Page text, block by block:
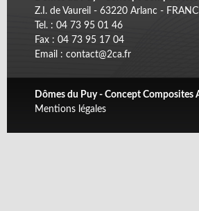
Z.I. de Vaureil - 63220 Arlanc -
Tel. : 04 73 95 01 46
Fax : 04 73 95 17 04
Email : contact@2ca.fr
Dômes du Puy - Concept Composites
Mentions légales